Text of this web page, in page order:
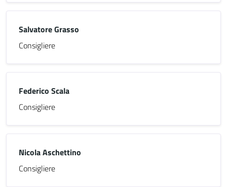
Salvatore Grasso
Consigliere
Federico Scala
Consigliere
Nicola Aschettino
Consigliere